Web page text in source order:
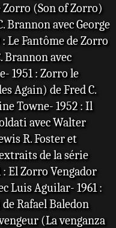
Zorro (Son of Zorro)
Brannon avec George
Le Fantôme de Zorro
Brannon avec
1951 : Zorro le
Again) de Fred C.
Towne- 1952 : Il
avec Walter
R. Foster et
de la série
El Zorro Vengador
Luis Aguilar- 1961 :
Rafael Baledon
(La venganza